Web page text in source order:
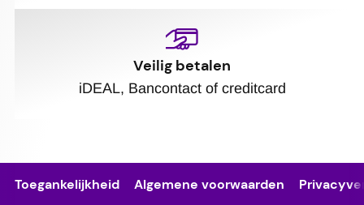
Veilig betalen
iDEAL, Bancontact of creditcard
Toegankelijkheid Algemene voorwaarden